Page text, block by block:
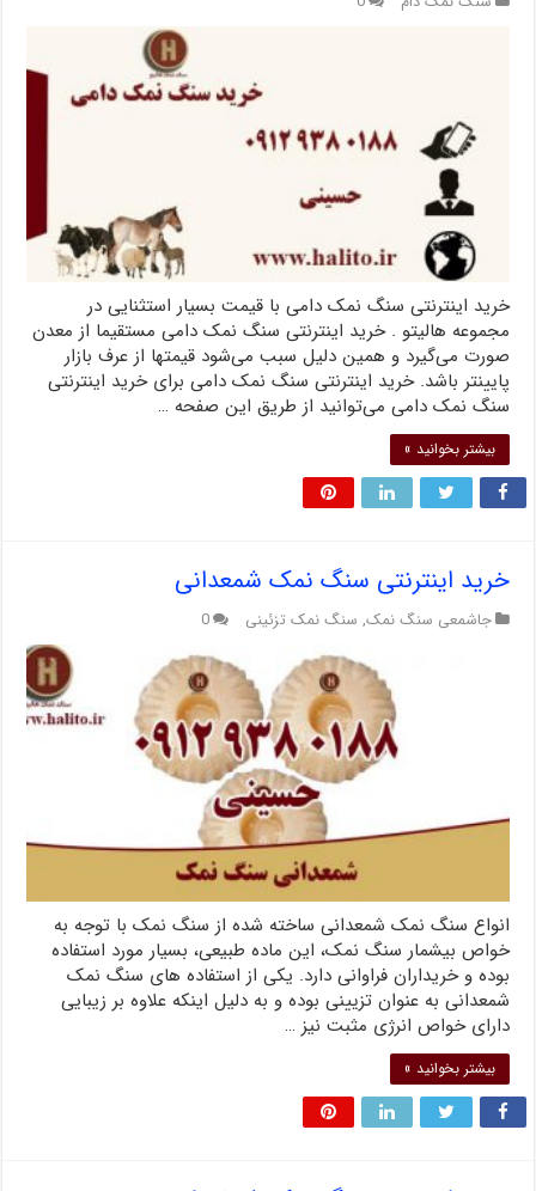
خرید اینترنتی سنگ نمک دامی با قیمت بسیار استثنایی در
مجموعه هالیتو . خرید اینترنتی سنگ نمک دامی مستقیما از معدن
صورت می‌گیرد و همین دلیل سبب می‌شود قیمتها از عرف بازار
پایینتر باشد. خرید اینترنتی سنگ نمک دامی برای خرید اینترنتی
سنگ نمک دامی می‌توانید از طریق این صفحه …
بیشتر بخوانید »
خرید اینترنتی سنگ نمک شمعدانی
جاشمعی سنگ نمک, سنگ نمک تزئینی 0
انواع سنگ نمک شمعدانی ساخته شده از سنگ نمک با توجه به
خواص بیشمار سنگ نمک، این ماده طبیعی، بسیار مورد استفاده
بوده و خریداران فراوانی دارد. یکی از استفاده های سنگ نمک
شمعدانی به عنوان تزیینی بوده و به دلیل اینکه علاوه بر زیبایی
دارای خواص انرژی مثبت نیز …
بیشتر بخوانید »